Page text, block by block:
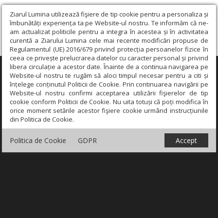
Ziarul Lumina utilizează fişiere de tip cookie pentru a personaliza și
îmbunătăți experiența ta pe Website-ul nostru. Te informăm că ne-
am actualizat politicile pentru a integra în acestea și în activitatea
curentă a Ziarului Lumina cele mai recente modificări propuse de
Regulamentul (UE) 2016/679 privind protecția persoanelor fizice în
ceea ce privește prelucrarea datelor cu caracter personal și privind
libera circulație a acestor date. Înainte de a continua navigarea pe
Website-ul nostru te rugăm să aloci timpul necesar pentru a citi și
înțelege conținutul Politicii de Cookie. Prin continuarea navigării pe
Website-ul nostru confirmi acceptarea utilizării fişierelor de tip
cookie conform Politicii de Cookie. Nu uita totuși că poți modifica în
orice moment setările acestor fişiere cookie urmând instrucțiunile
din Politica de Cookie.
Politica de Cookie GDPR Accept
×